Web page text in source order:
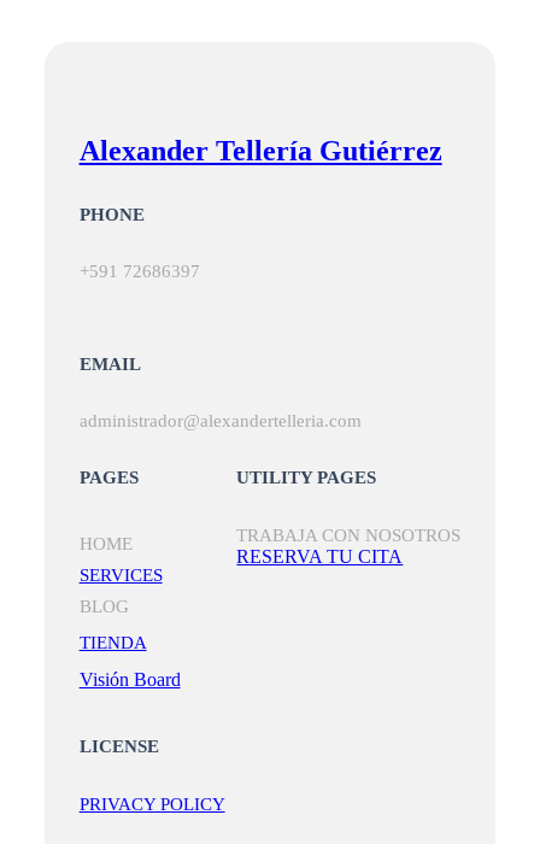
Alexander Tellería Gutiérrez
PHONE
+591 72686397
EMAIL
administrador@alexandertelleria.com
PAGES
HOME
SERVICES
BLOG
TIENDA
Visión Board
UTILITY PAGES
TRABAJA CON NOSOTROS
RESERVA TU CITA
LICENSE
PRIVACY POLICY